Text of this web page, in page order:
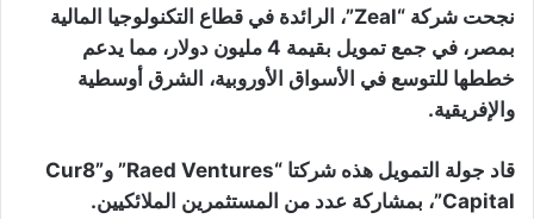
نجحت شركة “Zeal”، الرائدة في قطاع التكنولوجيا المالية
بمصر، في جمع تمويل بقيمة 4 مليون دولار، مما يدعم
خططها للتوسع في الأسواق الأوروبية، الشرق أوسطية
والإفريقية.
قاد جولة التمويل هذه شركتا “Raed Ventures” و”Cur8
Capital”، بمشاركة عدد من المستثمرين الملائكيين.